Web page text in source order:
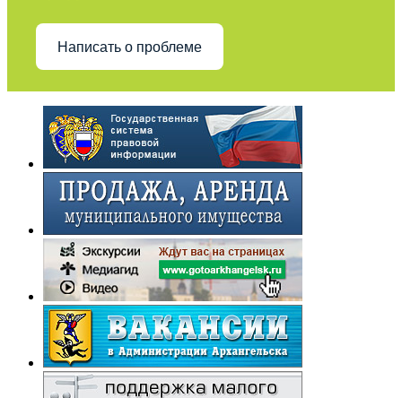
Написать о проблеме